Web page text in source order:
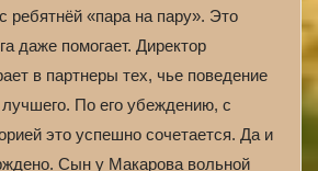
ребятнёй «пара на пару». Это
даже помогает. Директор
в партнеры тех, чье поведение
По его убеждению, с
это успешно сочетается. Да и
Сын у Макарова вольной